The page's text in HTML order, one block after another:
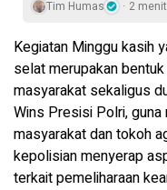
Tim Humas 2 menit
Kegiatan Minggu kasih
selat merupakan
masyarakat sekaligus
Wins Presisi Polri,
masyarakat dan tokoh
kepolisian menyerap
terkait pemeliharaan